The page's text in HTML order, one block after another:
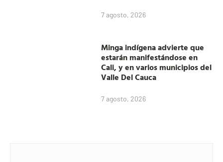
7 agosto, 2026
Minga indígena advierte que
estarán manifestándose en
Cali, y en varios municipios del
Valle Del Cauca
7 agosto, 2026